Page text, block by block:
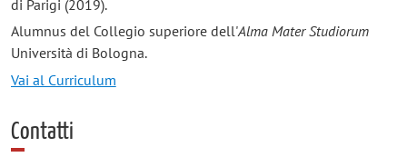
di Parigi (2019).
Alumnus del Collegio superiore dell'Alma Mater Studiorum
Università di Bologna.
Vai al Curriculum
Contatti